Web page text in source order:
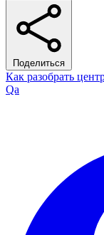
Поделиться
Как разобрать
Qa